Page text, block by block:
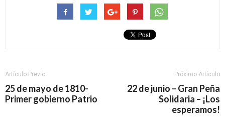
Artículo Previo
25 de mayo de 1810-
Primer gobierno Patrio
Próximo Artículo
22 de junio – Gran Peña
Solidaria – ¡Los
esperamos!